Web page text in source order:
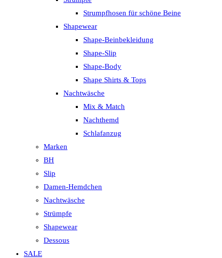
Strumpfhosen für schöne Beine
Shapewear
Shape-Beinbekleidung
Shape-Slip
Shape-Body
Shape Shirts & Tops
Nachtwäsche
Mix & Match
Nachthemd
Schlafanzug
Marken
BH
Slip
Damen-Hemdchen
Nachtwäsche
Strümpfe
Shapewear
Dessous
SALE